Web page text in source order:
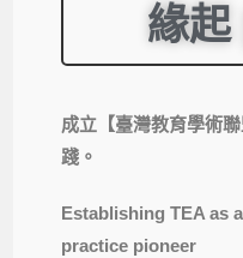
緣
成立【臺灣教育學術
踐。
Establishing TEA as
practice pioneer